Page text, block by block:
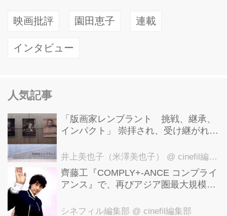
映画批評 園田恵子 連載
インタビュー
人気記事
「版画家レンブラント 挑戦、継承、
インパクト」 崇拝され、受け継がれ、
洋美術館にて9月23日まで開催中！
井上美也子（米澤美也子） @ cinefil編集部
齊藤工『COMPLY+-ANCE コンプライ
アンス』で、再びアジア圏最大規模の
ナショナル・パノラマ部門"に正式招
シネフィル編集部 @ cinefil編集部